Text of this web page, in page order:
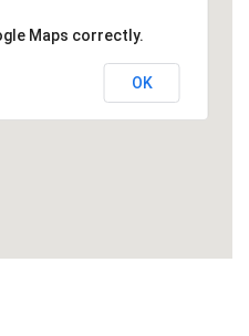
Maps correctly.
OK